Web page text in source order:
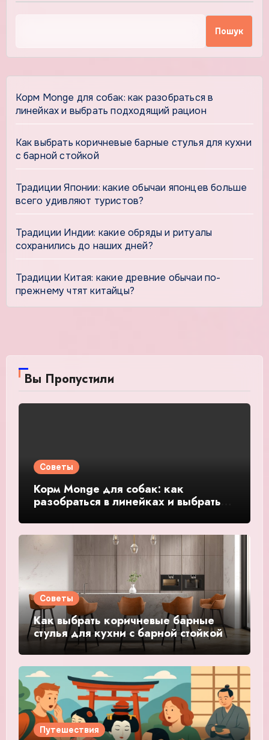
Пошук
Корм Monge для собак: как разобраться в
линейках и выбрать подходящий рацион
Как выбрать коричневые барные стулья для кухни
с барной стойкой
Традиции Японии: какие обычаи японцев больше
всего удивляют туристов?
Традиции Индии: какие обряды и ритуалы
сохранились до наших дней?
Традиции Китая: какие древние обычаи по-
прежнему чтят китайцы?
Вы Пропустили
Советы
Корм Monge для собак: как
разобраться в линейках и выбрать
Советы
Как выбрать коричневые барные
стулья для кухни с барной стойкой
Путешествия